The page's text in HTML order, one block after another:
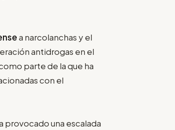
a narcolanchas y el
antidrogas en el
parte de la que ha
con el
provocado una escalada